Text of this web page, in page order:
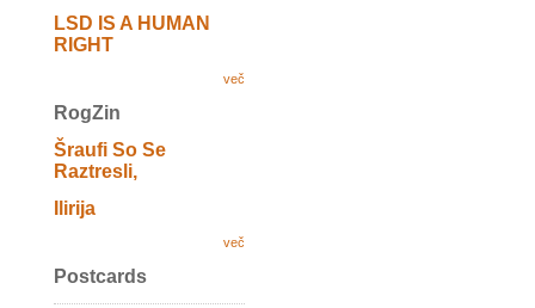
LSD IS A HUMAN
RIGHT
več
RogZin
Šraufi So Se
Raztresli,
Ilirija
več
Postcards